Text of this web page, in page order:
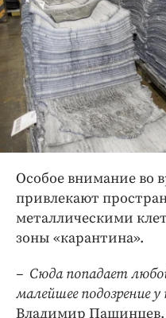
Особое внимание во
привлекают
металлическими
зоны «карантина».
– Сюда попадает
малейшее подозрение у
Владимир Пашинцев.